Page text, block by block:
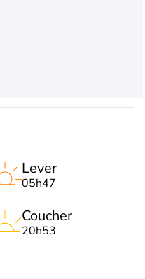
Lever
05h47
Coucher
20h53